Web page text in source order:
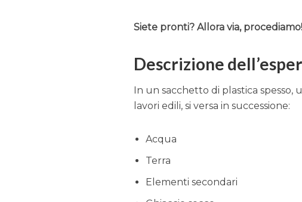
Siete pronti? Allora via, procediamo!
Descrizione
In un sacchetto di plastica
lavori edili, si versa in successione:
Acqua
Terra
Elementi secondari